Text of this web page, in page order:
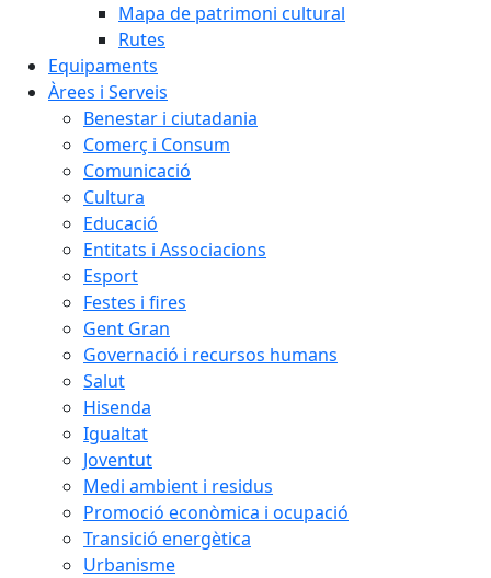
Mapa de patrimoni cultural
Rutes
Equipaments
Àrees i Serveis
Benestar i ciutadania
Comerç i Consum
Comunicació
Cultura
Educació
Entitats i Associacions
Esport
Festes i fires
Gent Gran
Governació i recursos humans
Salut
Hisenda
Igualtat
Joventut
Medi ambient i residus
Promoció econòmica i ocupació
Transició energètica
Urbanisme